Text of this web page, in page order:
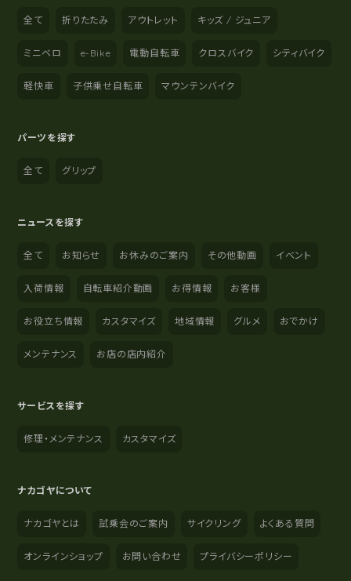
全て 折りたたみ アウトレット キッズ / ジュニア
ミニベロ e-Bike 電動自転車 クロスバイク シティバイク
軽快車 子供乗せ自転車 マウンテンバイク
パーツを探す
全て グリップ
ニュースを探す
全て お知らせ お休みのご案内 その他動画 イベント
入荷情報 自転車紹介動画 お得情報 お客様
お役立ち情報 カスタマイズ 地域情報 グルメ おでかけ
メンテナンス お店の店内紹介
サービスを探す
修理・メンテナンス カスタマイズ
ナカゴヤについて
ナカゴヤとは 試乗会のご案内 サイクリング よくある質問
オンラインショップ お問い合わせ プライバシーポリシー